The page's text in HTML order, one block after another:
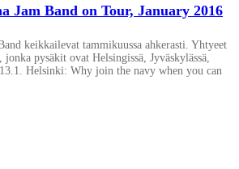
Jam Band on Tour, January 2016
keikkailevat tammikuussa ahkerasti. Yhtyeet
pysäkit ovat Helsingissä, Jyväskylässä,
13.1. Helsinki: Why join the navy when you can